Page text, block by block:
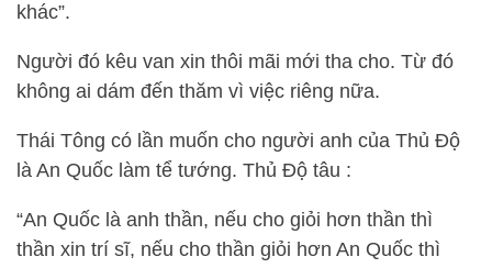
khác”.
Người đó kêu van xin thôi mãi mới tha cho. Từ đó
không ai dám đến thăm vì việc riêng nữa.
Thái Tông có lần muốn cho người anh của Thủ Độ
là An Quốc làm tể tướng. Thủ Độ tâu :
“An Quốc là anh thần, nếu cho giỏi hơn thần thì
thần xin trí sĩ, nếu cho thần giỏi hơn An Quốc thì